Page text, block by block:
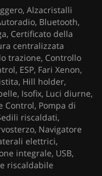
Alzacristalli
Bluetooth,
Certificato della
centralizzata
trazione, Controllo
ESP, Fari Xenon,
Hill holder,
Isofix, Luci diurne,
Control, Pompa di
riscaldati,
Navigatore
elettrici,
integrale, USB,
riscaldabile